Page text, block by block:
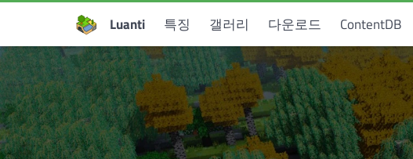
Luanti 특징 갤러리 다운로드 ContentDB